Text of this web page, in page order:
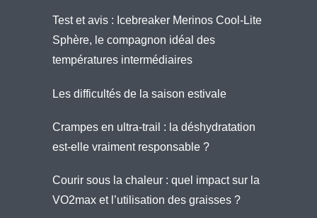
Test et avis : Icebreaker Merinos Cool-Lite
Sphère, le compagnon idéal des
températures intermédiaires
Les difficultés de la saison estivale
Crampes en ultra-trail : la déshydratation
est-elle vraiment responsable ?
Courir sous la chaleur : quel impact sur la
VO2max et l’utilisation des graisses ?